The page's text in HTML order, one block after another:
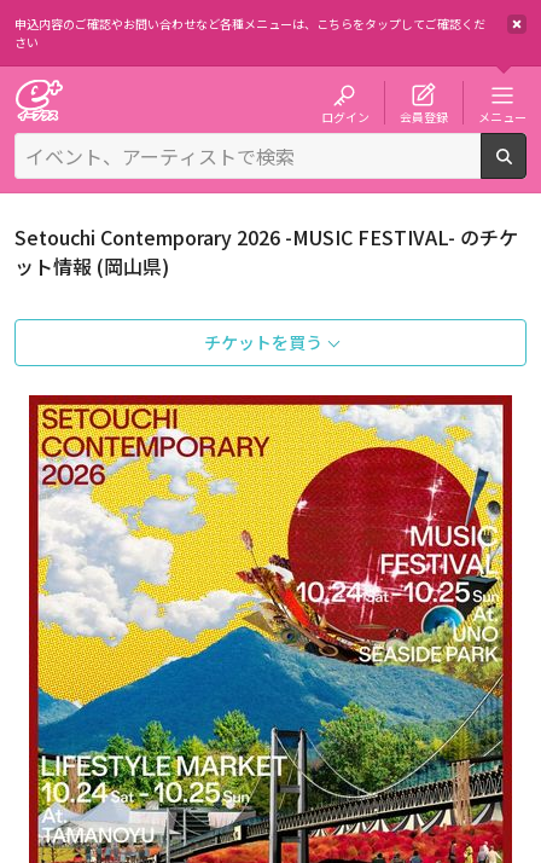
申込内容のご確認やお問い合わせなど各種メニューは、 こちらをタップしてご確認くだ
さい
ログイン 会員登録 メニュー
Setouchi Contemporary 2026 -MUSIC FESTIVAL- のチケ
ット情報 (岡山県)
チケットを買う